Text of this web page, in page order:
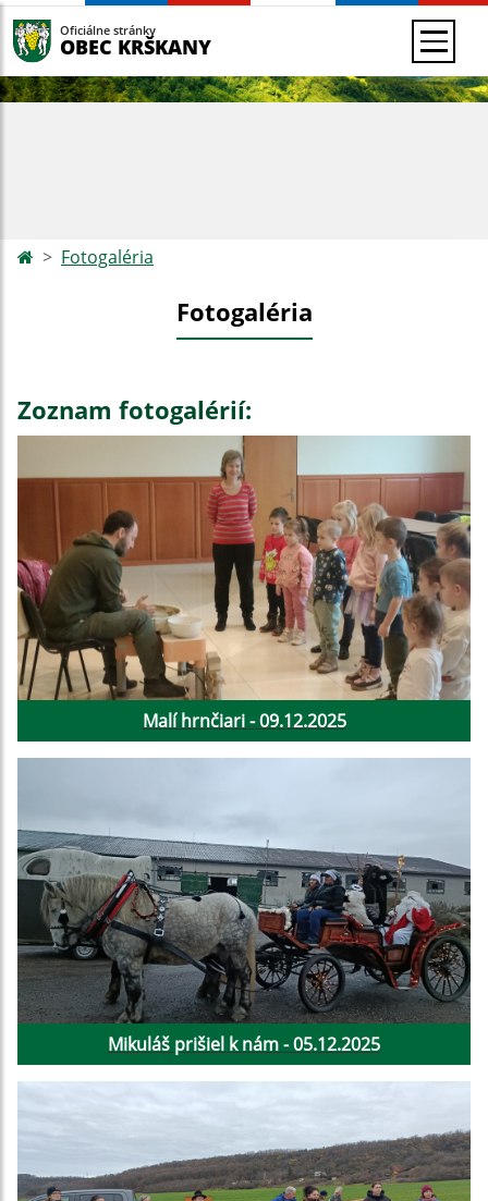
Oficiálne stránky
OBEC KRŠKANY
Fotogaléria
Fotogaléria
Zoznam fotogalérií:
Malí hrnčiari - 09.12.2025
Mikuláš prišiel k nám - 05.12.2025